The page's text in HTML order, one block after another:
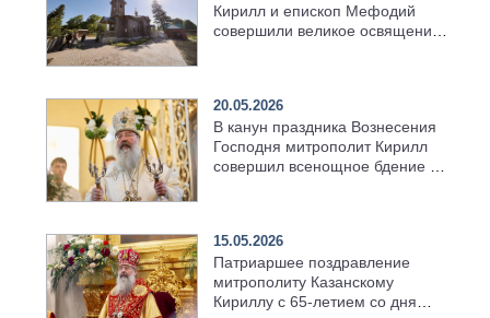
Кирилл и епископ Мефодий
совершили великое освящение
20.05.2026
В канун праздника Вознесения
Господня митрополит Кирилл
совершил всенощное бдение в
15.05.2026
Патриаршее поздравление
митрополиту Казанскому
Кириллу с 65-летием со дня